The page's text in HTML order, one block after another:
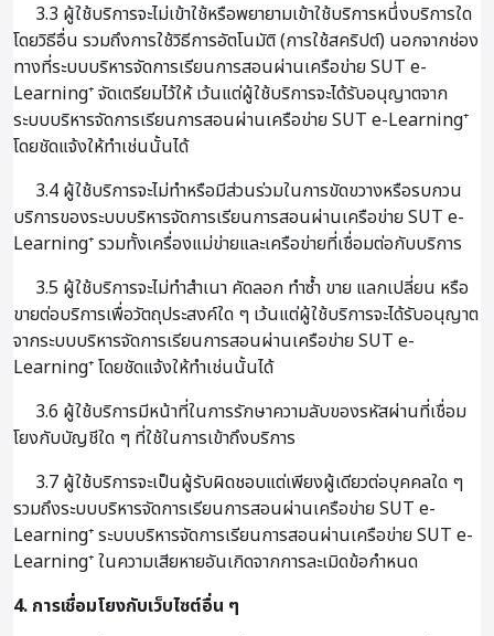
3.3 ผู้ใช้บริการจะไม่เข้าใช้หรือพยายามเข้าใช้บริการหนึ่งบริการใด
โดยวิธีอื่น รวมถึงการใช้วิธีการอัตโนมัติ (การใช้สคริปต์) นอกจากช่อง
ทางที่ระบบบริหารจัดการเรียนการสอนผ่านเครือข่าย SUT e-
Learning⁺ จัดเตรียมไว้ให้ เว้นแต่ผู้ใช้บริการจะได้รับอนุญาตจาก
ระบบบริหารจัดการเรียนการสอนผ่านเครือข่าย SUT e-Learning⁺
โดยชัดแจ้งให้ทำเช่นนั้นได้
3.4 ผู้ใช้บริการจะไม่ทำหรือมีส่วนร่วมในการขัดขวางหรือรบกวน
บริการของระบบบริหารจัดการเรียนการสอนผ่านเครือข่าย SUT e-
Learning⁺ รวมทั้งเครื่องแม่ข่ายและเครือข่ายที่เชื่อมต่อกับบริการ
3.5 ผู้ใช้บริการจะไม่ทำสำเนา คัดลอก ทำซ้ำ ขาย แลกเปลี่ยน หรือ
ขายต่อบริการเพื่อวัตถุประสงค์ใด ๆ เว้นแต่ผู้ใช้บริการจะได้รับอนุญาต
จากระบบบริหารจัดการเรียนการสอนผ่านเครือข่าย SUT e-
Learning⁺ โดยชัดแจ้งให้ทำเช่นนั้นได้
3.6 ผู้ใช้บริการมีหน้าที่ในการรักษาความลับของรหัสผ่านที่เชื่อม
โยงกับบัญชีใด ๆ ที่ใช้ในการเข้าถึงบริการ
3.7 ผู้ใช้บริการจะเป็นผู้รับผิดชอบแต่เพียงผู้เดียวต่อบุคคลใด ๆ
รวมถึงระบบบริหารจัดการเรียนการสอนผ่านเครือข่าย SUT e-
Learning⁺ ระบบบริหารจัดการเรียนการสอนผ่านเครือข่าย SUT e-
Learning⁺ ในความเสียหายอันเกิดจากการละเมิดข้อกำหนด
4. การเชื่อมโยงกับเว็บไซต์อื่น ๆ